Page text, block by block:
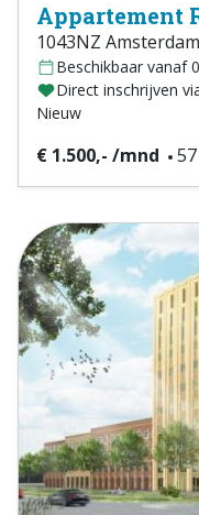
Appartement
1043NZ Amsterdam
Beschikbaar vanaf
Direct inschrijven
Nieuw
€ 1.500,- /mnd